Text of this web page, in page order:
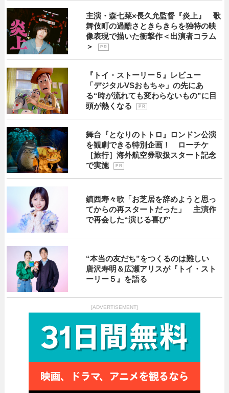
主演・森七菜×長久允監督『炎上』 歌
舞伎町の過酷さときらきらを独特の映
像表現で描いた衝撃作＜出演者コラム
＞
P R
『トイ・ストーリー５』レビュー
「デジタルVSおもちゃ」の先にあ
る“時が流れても変わらないもの”に目
頭が熱くなる
P R
舞台『となりのトトロ』ロンドン公演
を観劇できる特別企画！ ローチケ
［旅行］海外航空券取扱スタート記念
で実施
P R
鎮西寿々歌「お芝居を辞めようと思っ
てからの再スタートだった」 主演作
で再会した“演じる喜び”
“本当の友だち”をつくるのは難しい
唐沢寿明＆広瀬アリスが『トイ・スト
ーリー５』を語る
[ADVERTISEMENT]